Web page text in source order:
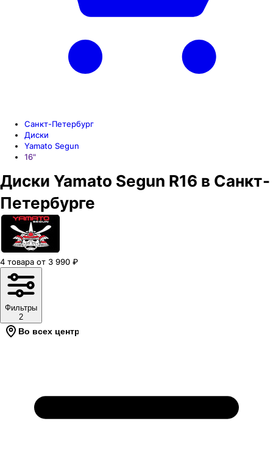
Санкт-Петербург
Диски
Yamato Segun
16"
Диски Yamato Segun R16 в Санкт-
Петербурге
4 товара от 3 990 ₽
Фильтры
2
Во всех центрах